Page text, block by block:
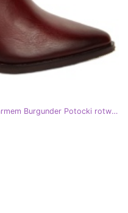
Damenstiefel auf dem Posten von warmem Burgunder Potocki rotwein rot